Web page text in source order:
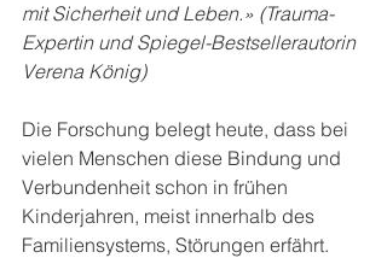
mit Sicherheit und Leben.» (Trauma-
Expertin und Spiegel-Bestsellerautorin
Verena König)
Die Forschung belegt heute, dass bei
vielen Menschen diese Bindung und
Verbundenheit schon in frühen
Kinderjahren, meist innerhalb des
Familiensystems, Störungen erfährt.